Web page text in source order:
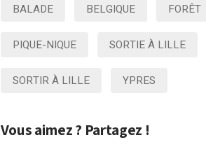
BALADE BELGIQUE FORÊT
PIQUE-NIQUE SORTIE À LILLE
SORTIR À LILLE YPRES
Vous aimez ? Partagez !